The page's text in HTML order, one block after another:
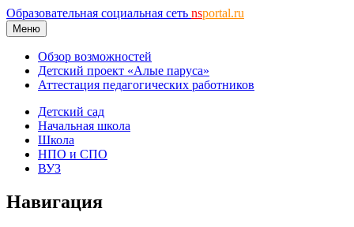
Образовательная социальная сеть nsportal.ru
Меню
Обзор возможностей
Детский проект «Алые паруса»
Аттестация педагогических работников
Детский сад
Начальная школа
Школа
НПО и СПО
ВУЗ
Навигация